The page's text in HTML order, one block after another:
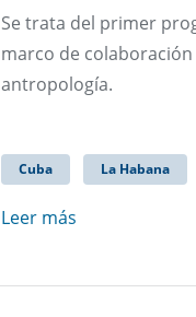
Se trata del primer
marco de
antropología.
Cuba La Habana
Leer más